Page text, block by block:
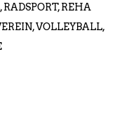
,RADSPORT,REHA
,VOLLEYBALL,